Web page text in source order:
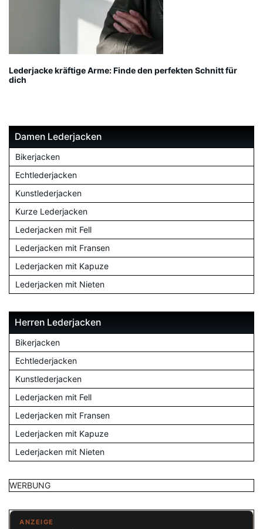
Lederjacke kräftige Arme: Finde den perfekten Schnitt für
dich
Damen Lederjacken
Bikerjacken
Echtlederjacken
Kunstlederjacken
Kurze Lederjacken
Lederjacken mit Fell
Lederjacken mit Fransen
Lederjacken mit Kapuze
Lederjacken mit Nieten
Herren Lederjacken
Bikerjacken
Echtlederjacken
Kunstlederjacken
Lederjacken mit Fell
Lederjacken mit Fransen
Lederjacken mit Kapuze
Lederjacken mit Nieten
WERBUNG
ANZEIGE